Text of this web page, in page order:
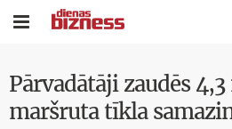

Pārvadātāji zaudēs
maršruta tīkla